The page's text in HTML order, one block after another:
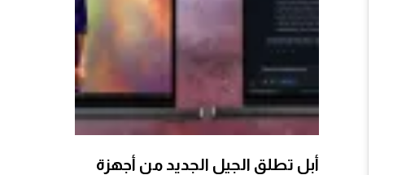
أبل تطلق الجيل الجديد من أجهزة